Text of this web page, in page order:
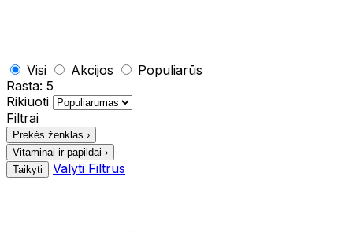
Visi Akcijos
Populiarūs
Rasta: 5
Rikiuoti
Filtrai
Prekės ženklas ›
Vitaminai ir papildai ›
Taikyti
Valyti Filtrus